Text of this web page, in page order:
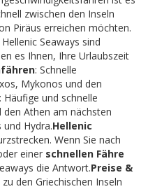
zwischen den Inseln
Piräus erreichen möchten.
Seaways sind
es Ihnen, Ihre Urlaubszeit
: Schnelle
Mykonos und den
Häufige und schnelle
den Athen am nächsten
Hydra.Hellenic
Wenn Sie nach
einer schnellen Fähre
die Antwort.Preise &
den Griechischen Inseln